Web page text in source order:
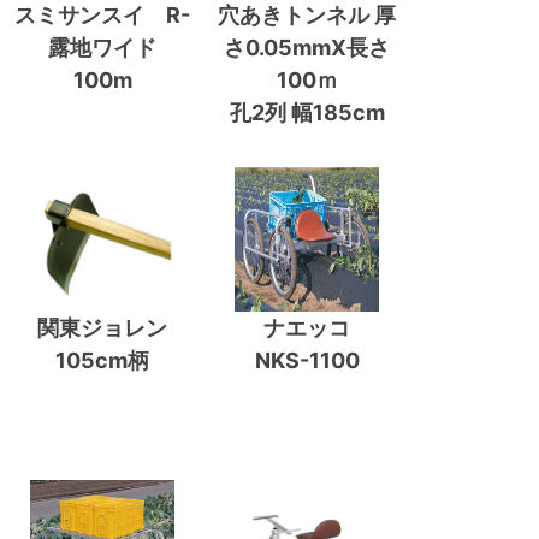
スミサンスイ R-
露地ワイド
100m
穴あきトンネル 厚
さ0.05mmX長さ
100ｍ
孔2列 幅185cm
関東ジョレン
105cm柄
ナエッコ
NKS-1100